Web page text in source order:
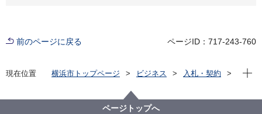
前のページに戻る ページID：717-243-760
現在位置 横浜市トップページ ビジネス
入札・契約
消防局
現在
ページトップへ